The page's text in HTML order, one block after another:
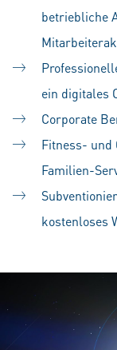
betriebliche
ein digitales
Corporate
Fitness- und
Familien-
kostenloses